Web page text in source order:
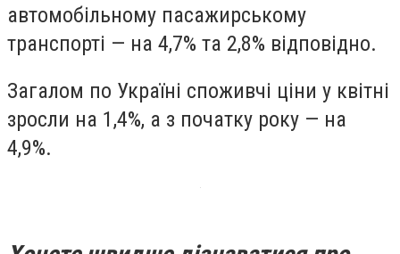
автомобільному пасажирському
транспорті — на 4,7% та 2,8% відповідно.
Загалом по Україні споживчі ціни у квітні
зросли на 1,4%, а з початку року — на
4,9%.